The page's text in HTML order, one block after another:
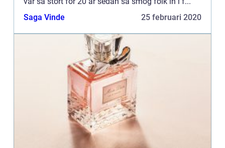
Saga Vinde
25 februari 2020